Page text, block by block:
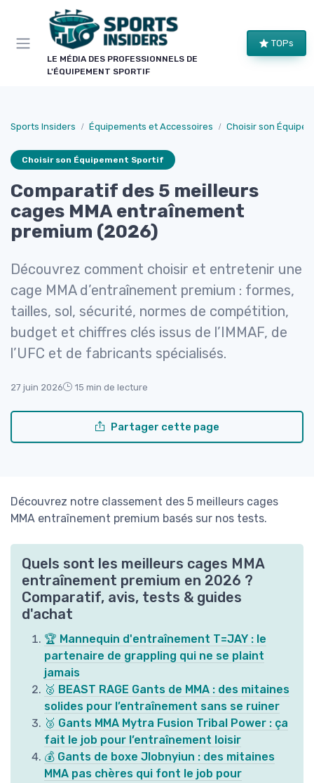
LE MÉDIA DES PROFESSIONNELS DE
L'ÉQUIPEMENT SPORTIF
TOPs
Sports Insiders Équipements et Accessoires Choisir son
Choisir son Équipement Sportif
Comparatif des 5 meilleurs
cages MMA entraînement
premium (2026)
Découvrez comment choisir et entretenir une
cage MMA d’entraînement premium : formes,
tailles, sol, sécurité, normes de compétition,
budget et chiffres clés issus de l’IMMAF, de
l’UFC et de fabricants spécialisés.
27 juin 2026 15 min de lecture
Partager cette page
Découvrez notre classement des 5 meilleurs cages
MMA entraînement premium basés sur nos tests.
Quels sont les meilleurs cages MMA
entraînement premium en 2026 ?
Comparatif, avis, tests & guides
d'achat
🏆 Mannequin d'entraînement T=JAY : le
partenaire de grappling qui ne se plaint
jamais
🥈 BEAST RAGE Gants de MMA : des mitaines
solides pour l’entraînement sans se ruiner
🥉 Gants MMA Mytra Fusion Tribal Power : ça
fait le job pour l’entraînement loisir
💰 Gants de boxe Jlobnyiun : des mitaines
MMA pas chères qui font le job pour
Panneau de gestion des cookies